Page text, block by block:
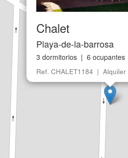
Chalet
Playa-de-la-barrosa
3 dormitorios | 6 ocupantes
Ref. CHALET1184 | Alquiler